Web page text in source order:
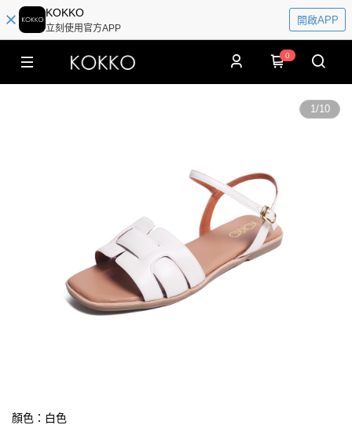
KOKKO
立刻使用官方APP
開啟APP
0
1/10
顏色：白色